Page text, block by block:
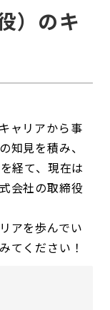
）のキ
ャリアから事
知見を積み、
経て、現在は
会社の取締役
アを歩んでい
てください！